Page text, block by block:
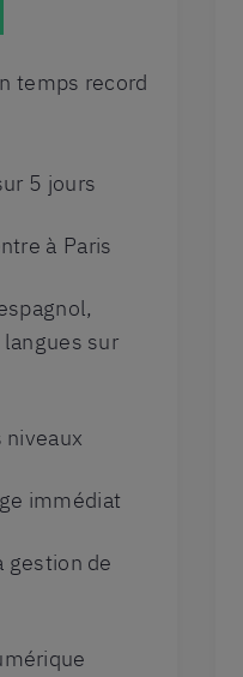
temps record
5 jours
à Paris
sur
immédiat
gestion de